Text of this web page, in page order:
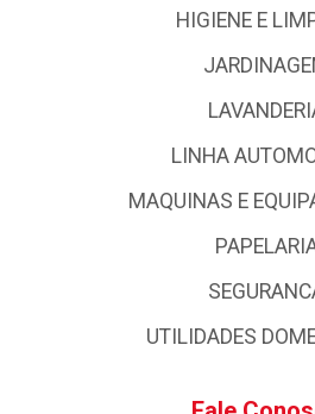
HIGIENE E
LINHA
MAQUINAS E
UTILIDADES